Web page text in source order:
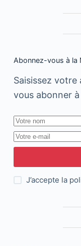
Abonnez-vous à la
Saisissez votre
vous abonner
J’accepte la